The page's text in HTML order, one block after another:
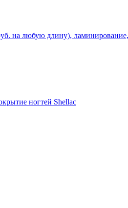
на любую длину), ламинирование,
ногтей Shellac